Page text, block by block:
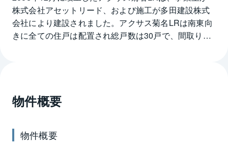
株式会社アセットリード、および施工が多田建設株式
会社により建設されました。アクサス菊名LRは南東向
きに全ての住戸は配置され総戸数は30戸で、間取りは
ネット回線などが設置されています。またバス・トイ
レが各々独立し、室内洗濯機置場が設けられ、他に
市港北区菊名3丁目にあるアクサス菊名LRは東急東横
物件概要
物件概要